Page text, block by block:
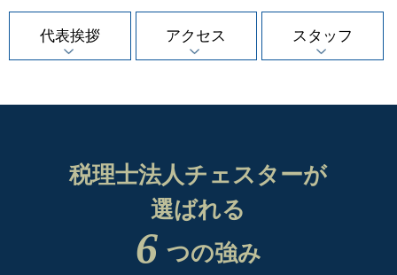
代表挨拶 アクセス スタッフ
税理士法人チェスターが
選ばれる
6 つの強み